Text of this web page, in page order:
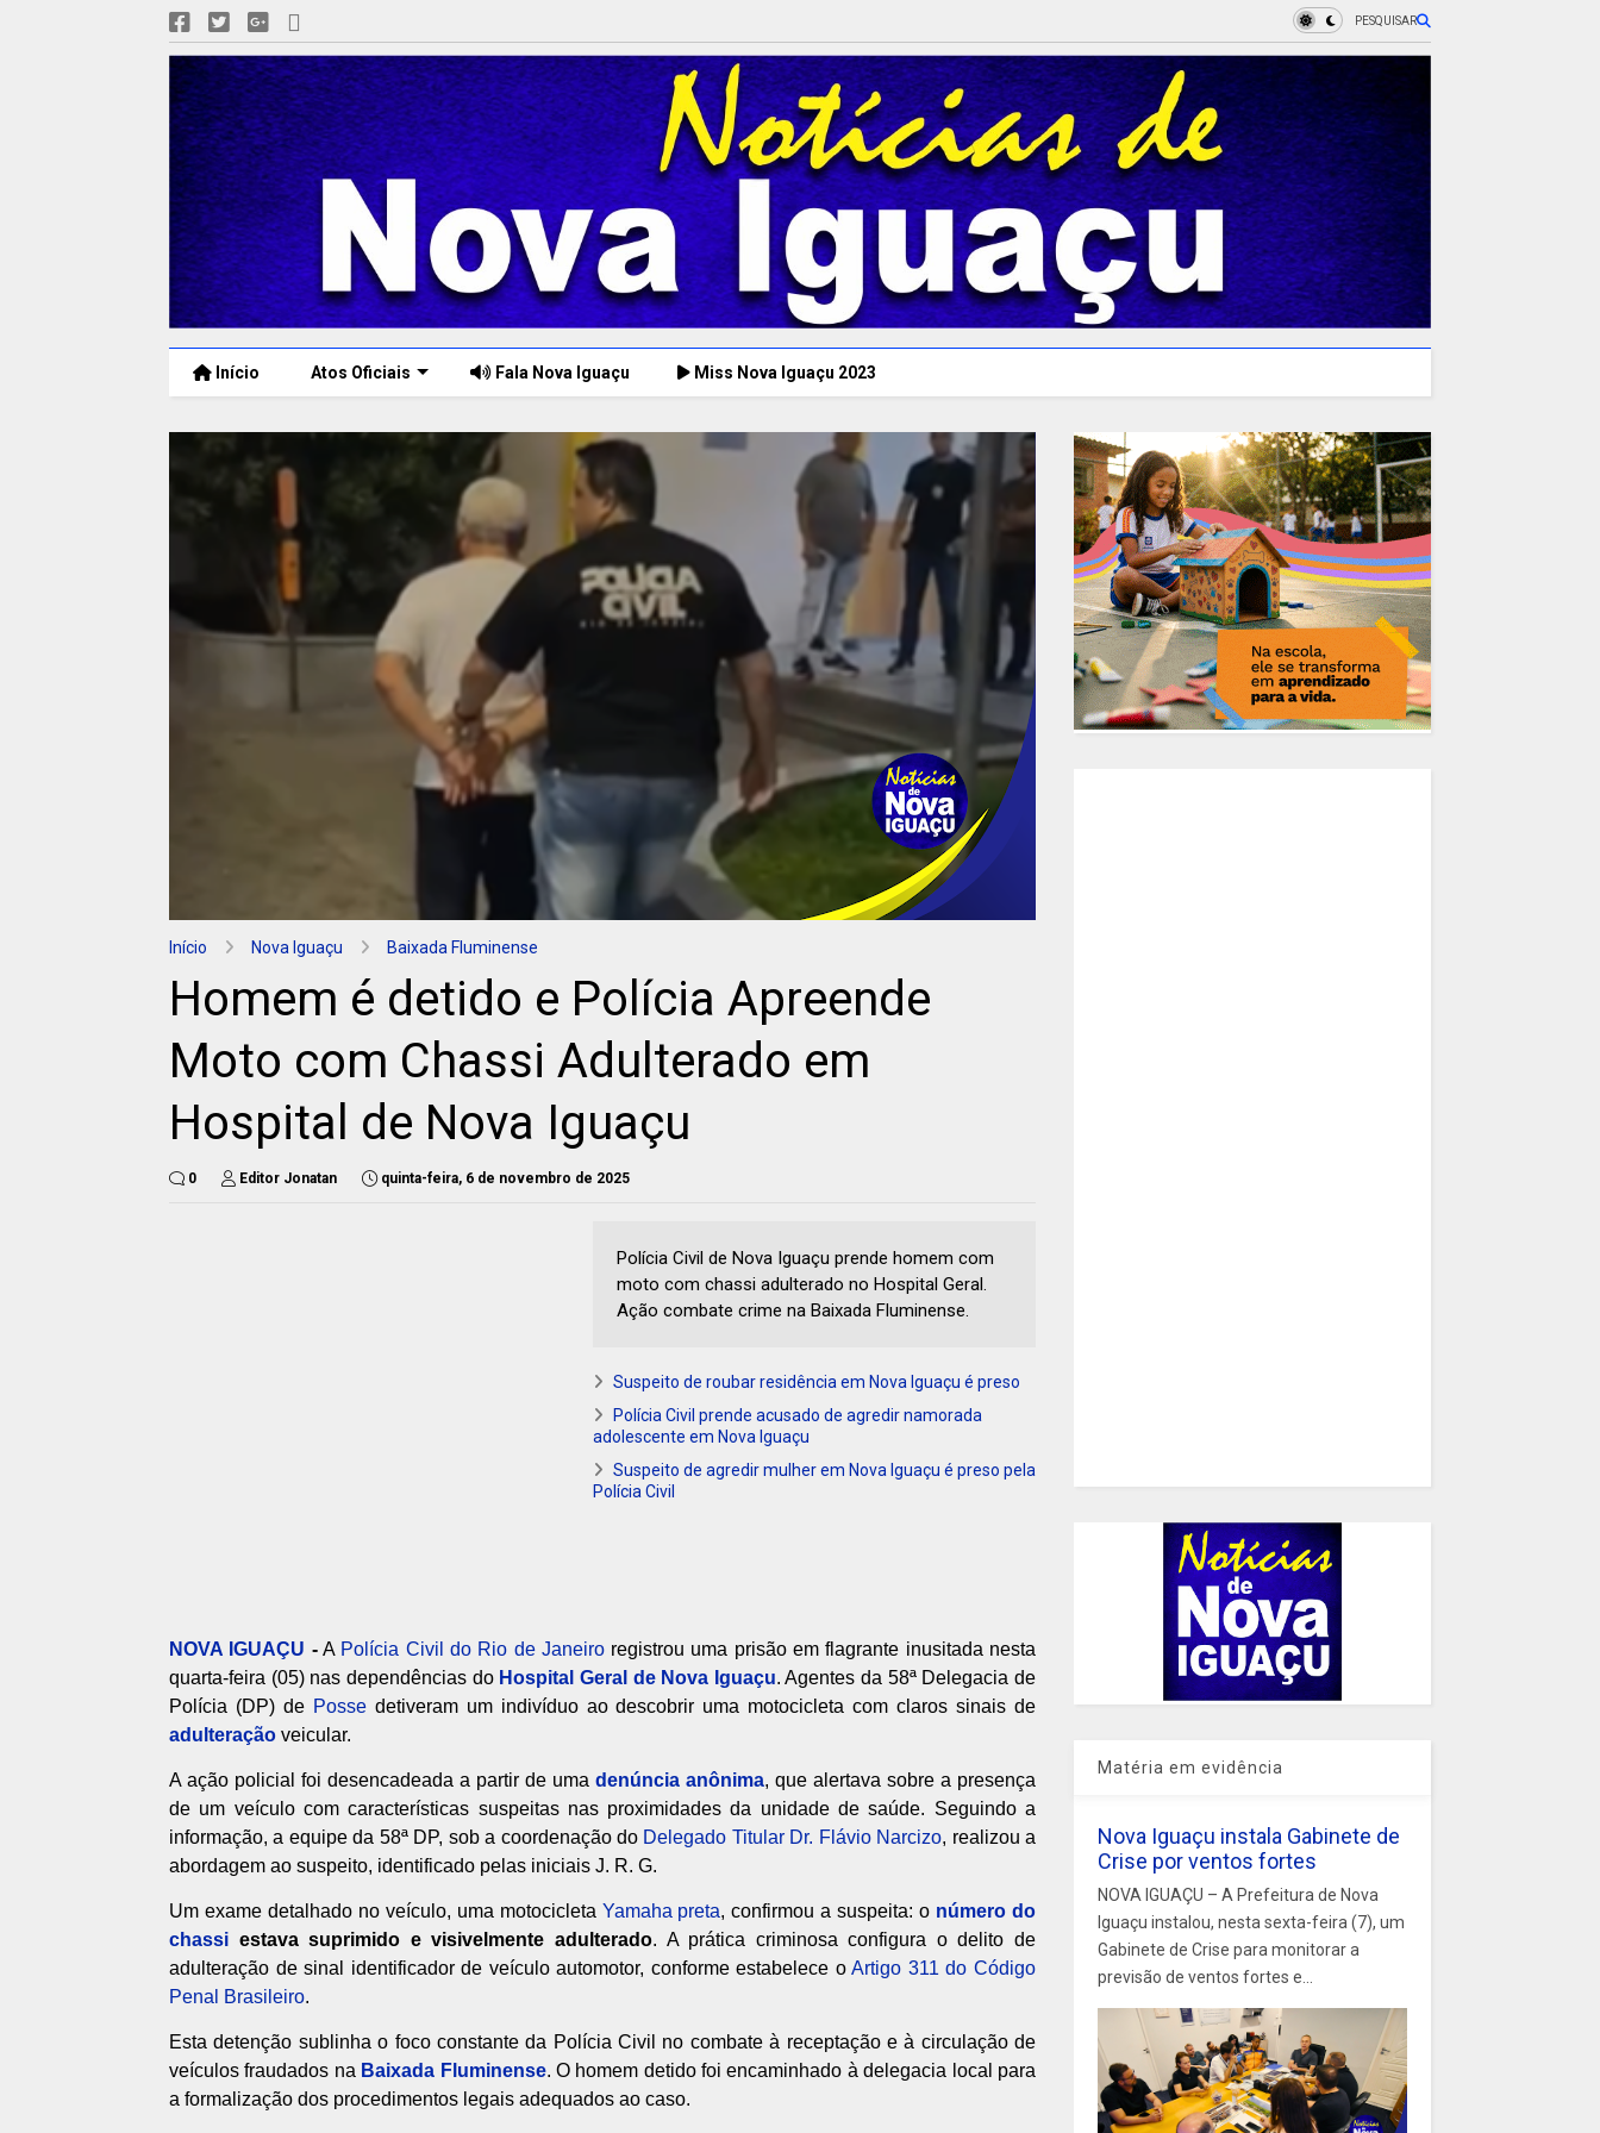
PESQUISAR
Início Atos Oficiais Fala Nova Iguaçu Miss Nova Iguaçu 2023
Início Nova Iguaçu Baixada Fluminense
Homem é detido e Polícia Apreende
Moto com Chassi Adulterado em
Hospital de Nova Iguaçu
0 Editor Jonatan quinta-feira, 6 de novembro de 2025
Polícia Civil de Nova Iguaçu prende homem com
moto com chassi adulterado no Hospital Geral.
Ação combate crime na Baixada Fluminense.
Suspeito de roubar residência em Nova Iguaçu é preso
Polícia Civil prende acusado de agredir namorada
adolescente em Nova Iguaçu
Suspeito de agredir mulher em Nova Iguaçu é preso pela
Polícia Civil
NOVA IGUAÇU -A Polícia Civil do Rio de Janeiroregistrou uma prisão em flagrante inusitada nesta
quarta-feira (05) nas dependências do Hospital Geral de Nova Iguaçu. Agentes da 58ª Delegacia de
Polícia (DP) de Possedetiveram um indivíduo ao descobrir uma motocicleta com claros sinais de
adulteração veicular.
A ação policial foi desencadeada a partir de uma denúncia anônima, que alertava sobre a presença
de um veículo com características suspeitas nas proximidades da unidade de saúde. Seguindo a
informação, a equipe da 58ª DP, sob a coordenação do Delegado Titular Dr. Flávio Narcizo, realizou a
abordagem ao suspeito, identificado pelas iniciais J. R. G.
Um exame detalhado no veículo, uma motocicleta Yamaha preta, confirmou a suspeita: o número do
chassi estava suprimido e visivelmente adulterado. A prática criminosa configura o delito de
adulteração de sinal identificador de veículo automotor, conforme estabelece oArtigo 311 do Código
Penal Brasileiro.
Esta detenção sublinha o foco constante da Polícia Civil no combate à receptação e à circulação de
veículos fraudados na Baixada Fluminense. O homem detido foi encaminhado à delegacia local para
a formalização dos procedimentos legais adequados ao caso.
Matéria em evidência
Nova Iguaçu instala Gabinete de
Crise por ventos fortes
NOVA IGUAÇU – A Prefeitura de Nova
Iguaçu instalou, nesta sexta-feira (7), um
Gabinete de Crise para monitorar a
previsão de ventos fortes e...